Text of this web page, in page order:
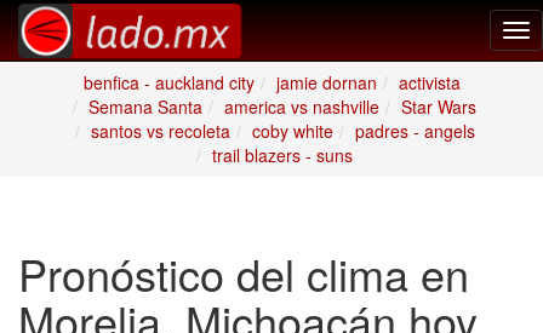
benfica - auckland city
jamie dornan
activista
Semana Santa
america vs nashville
Star Wars
santos vs recoleta
coby white
padres - angels
trail blazers - suns
Pronóstico del clima en
Morelia, Michoacán hoy